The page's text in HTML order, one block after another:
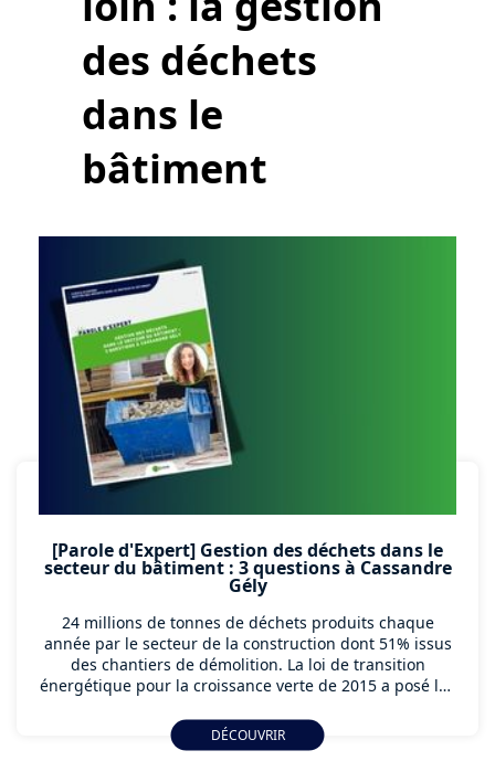
des déchets
dans le
bâtiment
[Parole d'Expert] Gestion des déchets dans le
secteur du bâtiment : 3 questions à Cassandre
Gély
24 millions de tonnes de déchets produits chaque
année par le secteur de la construction dont 51% issus
des chantiers de démolition. La loi de transition
énergétique pour la croissance verte de 2015 a posé les
bâtiment et de la construction vers une gestion
circulaire et vertueuse des déchets. Apave vous
DÉCOUVRIR